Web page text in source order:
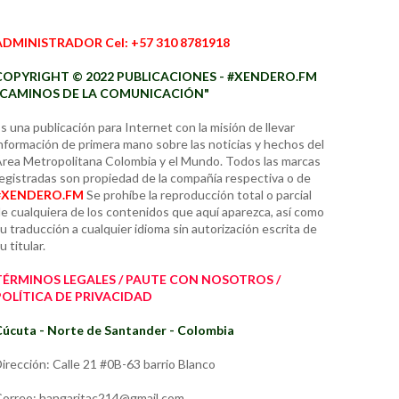
Cel: +57 310 8781918
© 2022 PUBLICACIONES - #XENDERO.FM
DE LA COMUNICACIÓN"
una publicación para Internet con la misión de llevar
de primera mano sobre las noticias y hechos del
Metropolitana Colombia y el Mundo. Todos las marcas
son propiedad de la compañía respectiva o de
Se prohíbe la reproducción total o parcial
cualquiera de los contenidos que aquí aparezca, así como
traducción a cualquier idioma sin autorización escrita de
titular.
LEGALES / PAUTE CON NOSOTROS /
DE PRIVACIDAD
- Norte de Santander - Colombia
Calle 21 #0B-63 barrio Blanco